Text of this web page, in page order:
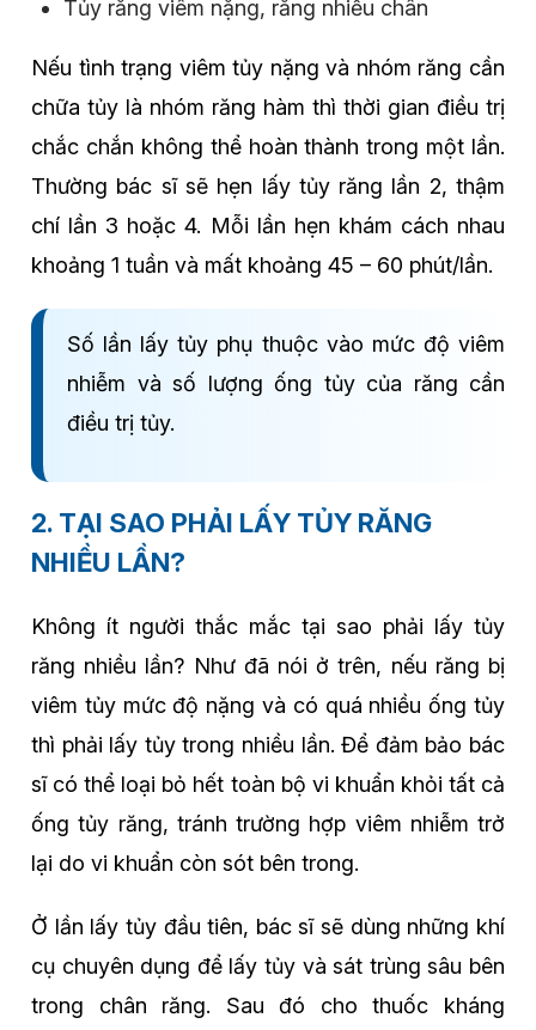
Tủy răng viêm nặng, răng nhiều chân
Nếu tình trạng viêm tủy nặng và nhóm răng cần
chữa tủy là nhóm răng hàm thì thời gian điều trị
chắc chắn không thể hoàn thành trong một lần.
Thường bác sĩ sẽ hẹn lấy tủy răng lần 2, thậm
chí lần 3 hoặc 4. Mỗi lần hẹn khám cách nhau
khoảng 1 tuần và mất khoảng 45 – 60 phút/lần.
Số lần lấy tủy phụ thuộc vào mức độ viêm
nhiễm và số lượng ống tủy của răng cần
điều trị tủy.
2. TẠI SAO PHẢI LẤY TỦY RĂNG
NHIỀU LẦN?
Không ít người thắc mắc tại sao phải lấy tủy
răng nhiều lần? Như đã nói ở trên, nếu răng bị
viêm tủy mức độ nặng và có quá nhiều ống tủy
thì phải lấy tủy trong nhiều lần. Để đảm bảo bác
sĩ có thể loại bỏ hết toàn bộ vi khuẩn khỏi tất cả
ống tủy răng, tránh trường hợp viêm nhiễm trở
lại do vi khuẩn còn sót bên trong.
Ở lần lấy tủy đầu tiên, bác sĩ sẽ dùng những khí
cụ chuyên dụng để lấy tủy và sát trùng sâu bên
trong chân răng. Sau đó cho thuốc kháng